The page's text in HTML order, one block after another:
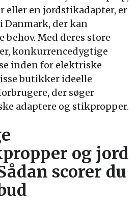
eller en jordstikadapter, er
Danmark, der kan
Med deres store
konkurrencedygtige
inden for elektriske
butikker ideelle
der søger
adaptere og stikpropper.
og jord
scorer du